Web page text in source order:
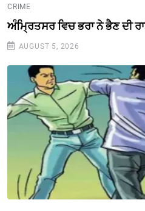
CRIME
ਅੰਮ੍ਰਿਤਸਰ ਵਿਚ ਭਰਾ ਨੇ ਭੈਣ ਦੀ
AUGUST 5, 2026